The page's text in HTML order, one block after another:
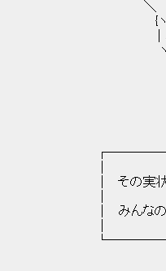
＼ ｀ー'
{ヽ
| ､ ::::::::|
ヽヽ
`､ﾆξ
| |
| |
| }
´ー´
│ その実状は政府
│ みんな